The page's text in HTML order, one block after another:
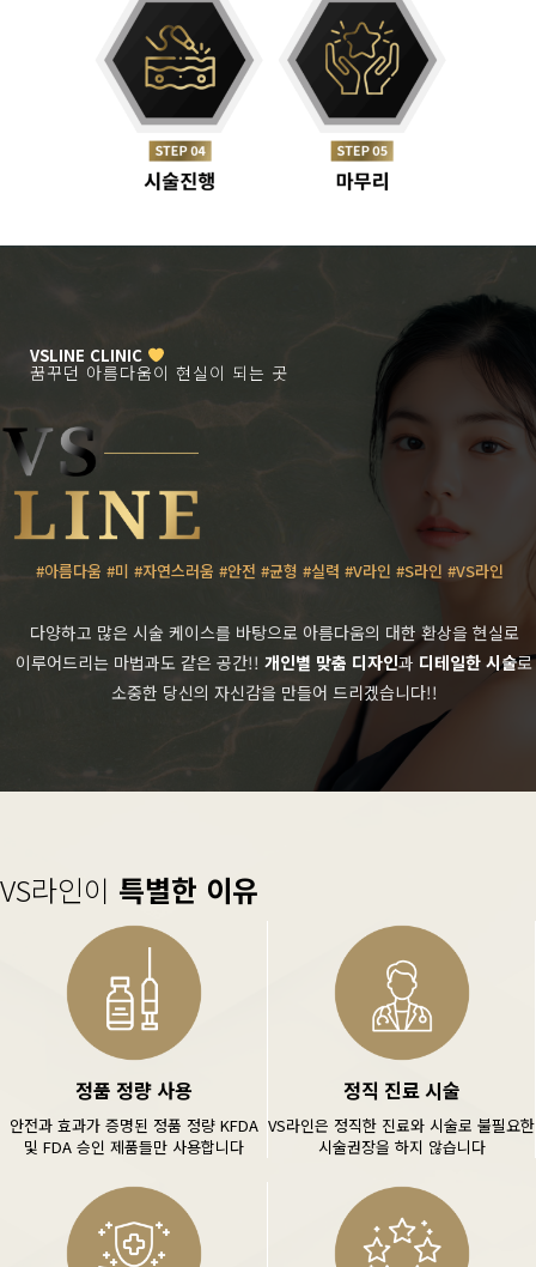
VSLINE CLINIC
꿈꾸던 아름다움이 현실이 되는 곳
#아름다움 #미 #자연스러움 #안전 #균형 #실력 #V라인 #S라인 #VS라인
다양하고 많은 시술 케이스를 바탕으로 아름다움의 대한 환상을 현실로
이루어드리는 마법과도 같은 공간!! 개인별 맞춤 디자인과 디테일한 시술로
소중한 당신의 자신감을 만들어 드리겠습니다!!
VS라인이 특별한 이유
정품 정량 사용
안전과 효과가 증명된 정품 정량 KFDA
및 FDA 승인 제품들만 사용합니다
정직 진료 시술
VS라인은 정직한 진료와 시술로 불필요한
시술권장을 하지 않습니다